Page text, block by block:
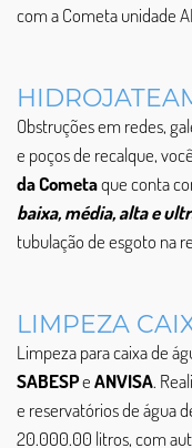
com a Cometa unidade
Obstruções em redes,
e poços de recalque,
da Cometaque conta
baixa, média, alta e
tubulação de esgoto na
LIMPEZA
Limpeza para caixa de
SABESPeANVISA.
e reservatórios de água
20.000.00 litros, com